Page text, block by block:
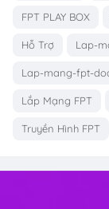
FPT PLAY BOX
Hỗ Trợ Lap-
Lap-mang-fpt-
Lắp Mạng FPT
Truyền Hình FPT